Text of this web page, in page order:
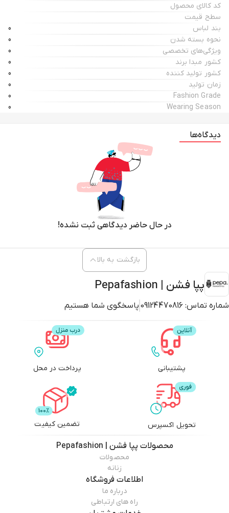
کد کالای محصول
سطح قیمت
بند لباس
0
نحوه بسته شدن
0
ویژگی‌های تخصصی
0
کشور مبدا برند
0
کشور تولید کننده
0
زمان تولید
0
Fashion Grade
0
Wearing Season
0
دیدگاه‌ها
در حال حاضر دیدگاهی ثبت نشده!
پپا فشن | Pepafashion
شماره تماس: 09124470816 پاسخگوی شما هستیم
بازگشت به بالا
پشتیبانی پرداخت در محل
تحویل اکسپرس تضمین کیفیت
محصولات پپا فشن | Pepafashion
محصولات
زنانه
اطلاعات فروشگاه
درباره ما
راه های ارتباطی